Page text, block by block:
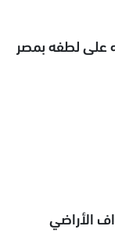
على لطفه بمصر
الأراضي